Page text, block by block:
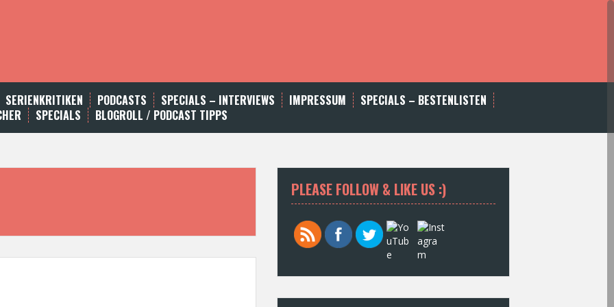
SERIENKRITIKEN PODCASTS SPECIALS – INTERVIEWS IMPRESSUM
SPECIALS – BESTENLISTEN
SPECIALS BLOGROLL / PODCAST TIPPS
PLEASE FOLLOW & LIKE US :)